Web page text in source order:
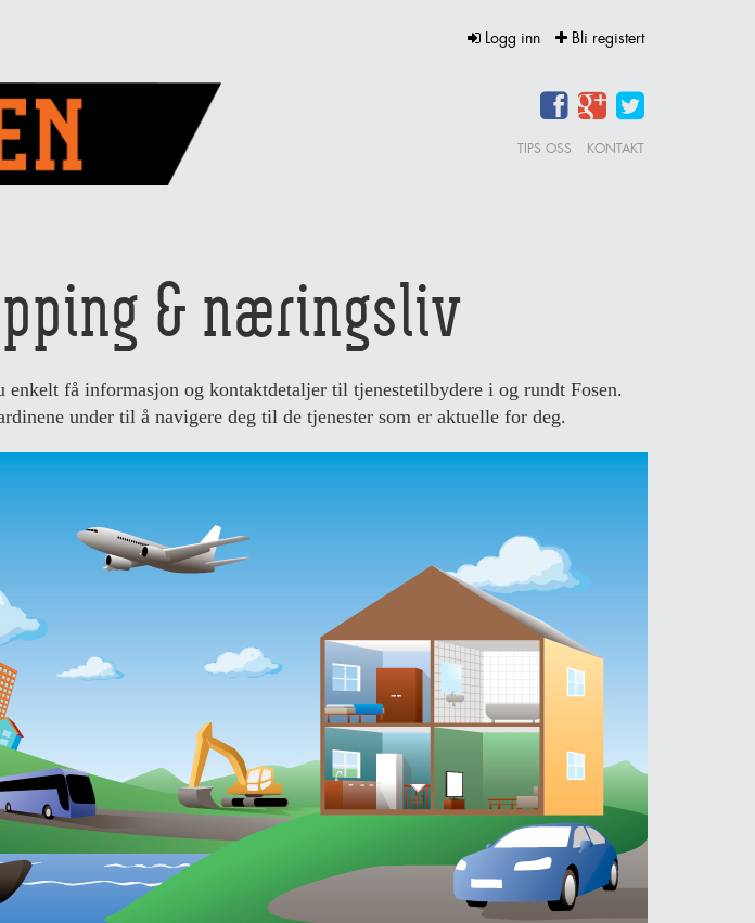
Logg inn Bli registert
TIPS OSS KONTAKT
& næringsliv
få informasjon og kontaktdetaljer til tjenestetilbydere i og rundt Fosen.
under til å navigere deg til de tjenester som er aktuelle for deg.